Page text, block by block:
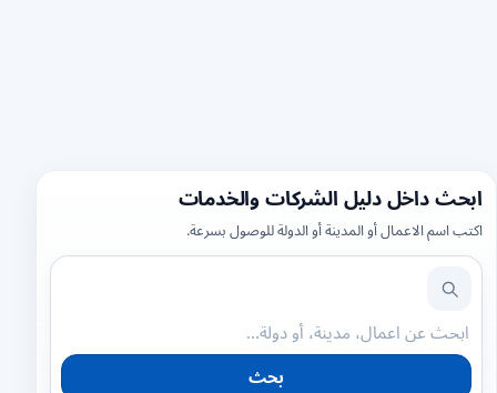
ابحث داخل دليل الشركات والخدمات
اكتب اسم الاعمال أو المدينة أو الدولة للوصول بسرعة.
بحث